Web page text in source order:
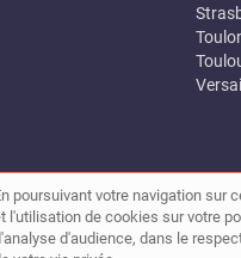
Mon compte |Contact
poursuivant votre navigation sur
l'utilisation de cookies sur votre
d'audience, dans le